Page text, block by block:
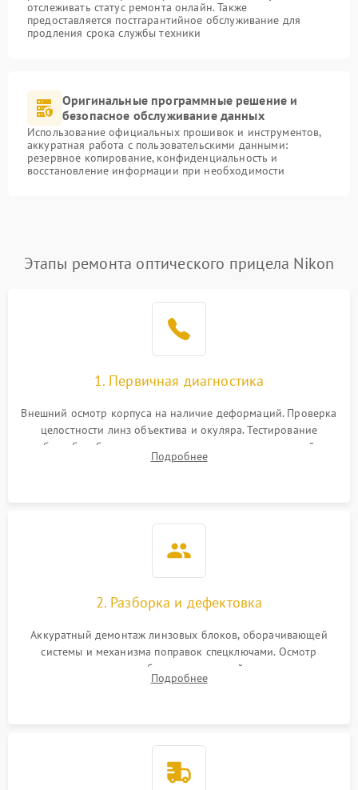
отслеживать статус ремонта онлайн. Также
предоставляется постгарантийное обслуживание для
продления срока службы техники
Оригинальные программные решение и
безопасное обслуживание данных
Использование официальных прошивок и инструментов,
аккуратная работа с пользовательскими данными:
резервное копирование, конфиденциальность и
восстановление информации при необходимости
Этапы ремонта оптического прицела Nikon
1. Первичная диагностика
Внешний осмотр корпуса на наличие деформаций. Проверка
целостности линз объектива и окуляра. Тестирование
работы барабанчиков ввода поправок, кольца отстройки
параллакса и зума. Выявление сколов, внутренних
Подробнее
2. Разборка и дефектовка
Аккуратный демонтаж линзовых блоков, оборачивающей
системы и механизма поправок спецключами. Осмотр
внутренних резьбовых соединений, пружин и
уплотнительных колец. Поиск причин люфта, смещения
Подробнее